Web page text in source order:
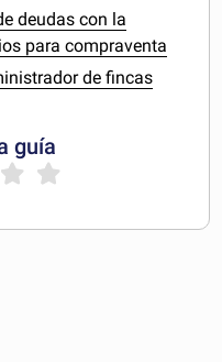
deudas con la
para compraventa
de fincas
guía